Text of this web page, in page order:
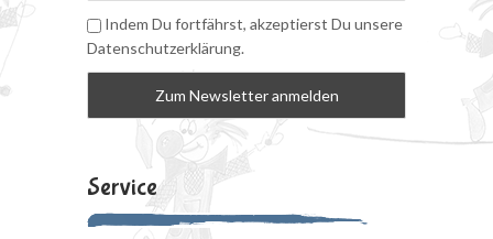
Indem Du fortfährst, akzeptierst Du unsere
Datenschutzerklärung.
Service